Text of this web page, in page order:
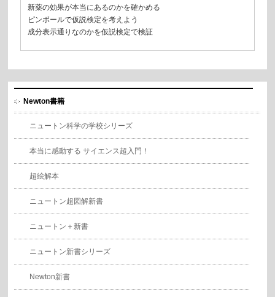
新薬の効果が本当にあるのかを確かめる
ピンボールで仮説検定を考えよう
成分表示通りなのかを仮説検定で検証
Newton書籍
ニュートン科学の学校シリーズ
本当に感動する サイエンス超入門！
超絵解本
ニュートン超図解新書
ニュートン＋新書
ニュートン新書シリーズ
Newton新書